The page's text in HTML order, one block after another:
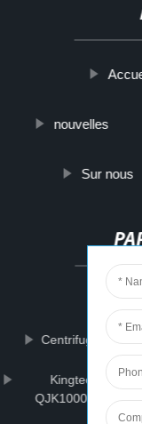
nouvelles
Sur nous
Centrifugal Water
Kingtech Make
QJK1000X Edge